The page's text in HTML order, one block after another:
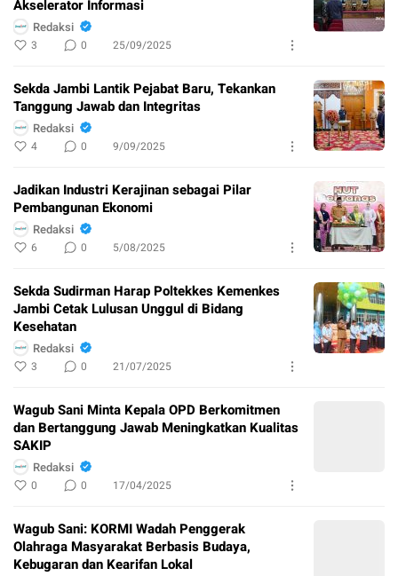
Akselerator Informasi ​
Redaksi
3 0 25/09/2025
Sekda Jambi Lantik Pejabat Baru, Tekankan
Tanggung Jawab dan Integritas
Redaksi
4 0 9/09/2025
Jadikan Industri Kerajinan sebagai Pilar
Pembangunan Ekonomi
Redaksi
6 0 5/08/2025
Sekda Sudirman Harap Poltekkes Kemenkes
Jambi Cetak Lulusan Unggul di Bidang
Kesehatan
Redaksi
3 0 21/07/2025
Wagub Sani Minta Kepala OPD Berkomitmen
dan Bertanggung Jawab Meningkatkan Kualitas
SAKIP
Redaksi
0 0 17/04/2025
Wagub Sani: KORMI Wadah Penggerak
Olahraga Masyarakat Berbasis Budaya,
Kebugaran dan Kearifan Lokal